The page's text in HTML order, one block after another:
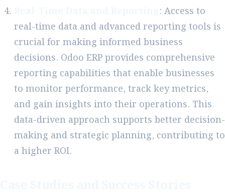
: Access to
real-time data and advanced reporting tools is
crucial for making informed business
decisions. Odoo ERP provides comprehensive
reporting capabilities that enable businesses
to monitor performance, track key metrics,
and gain insights into their operations. This
data-driven approach supports better decision-
making and strategic planning, contributing to
a higher ROI.